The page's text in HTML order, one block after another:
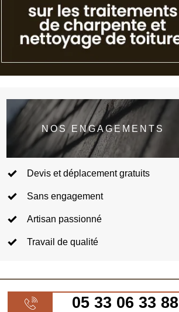
NOS ENGAGEMENTS
Devis et déplacement gratuits
Sans engagement
Artisan passionné
Travail de qualité
05 33 06 33 88